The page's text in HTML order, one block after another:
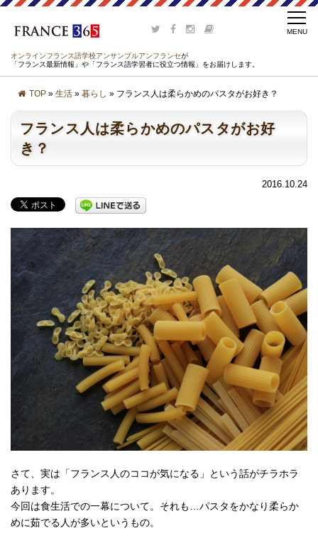
オンラインフランス語学校アンサンブルアンフランセが
「フランス最新情報」や「フランス語学習者に役立つ情報」をお届けします。
TOP » 生活 » 暮らし » フランス人は柔らかめのパスタがお好き？
フランス人は柔らかめのパスタがお好
き？
2016.10.24
さて、実は「フランス人のココが気になる」という話がチラホラ
あります。
今回は食生活での一幕について。それも…パスタをかなり柔らか
めに茹でる人が多いというもの。